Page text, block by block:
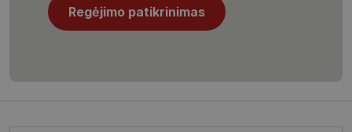
Regėjimo patikrinimas